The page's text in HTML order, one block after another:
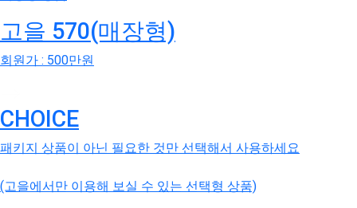
고을 570(매장형)
회원가 : 500만원
CHOICE
패키지 상품이 아닌 필요한 것만 선택해서 사용하세요
(고을에서만 이용해 보실 수 있는 선택형 상품)